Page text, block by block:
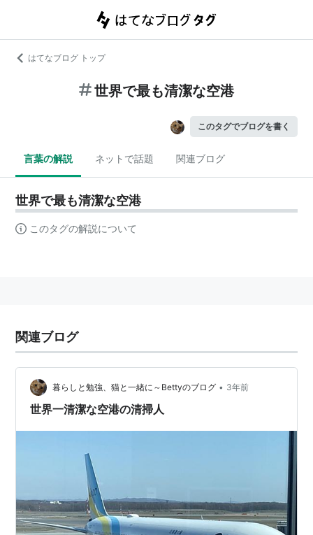
はてなブログ トップ
世界で最も清潔な空港
このタグでブログを書く
言葉の解説 ネットで話題 関連ブログ
世界で最も清潔な空港
このタグの解説について
関連ブログ
暮らしと勉強、猫と一緒に～Bettyのブログ • 3年前
世界一清潔な空港の清掃人